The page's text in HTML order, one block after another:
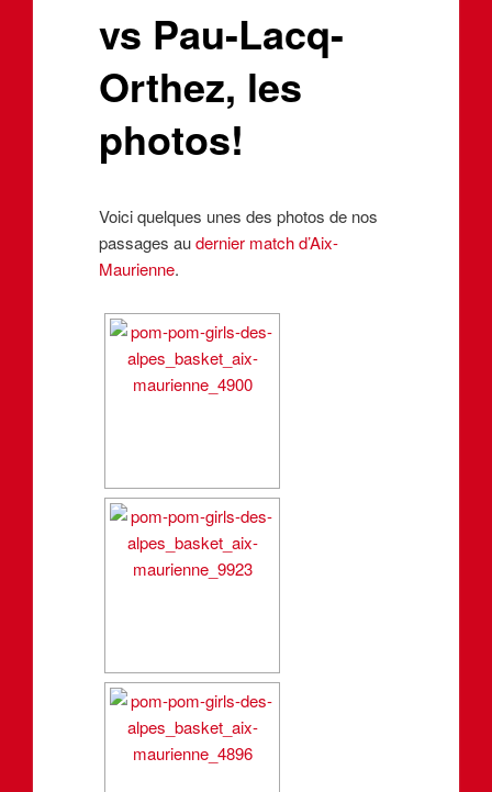
vs Pau-Lacq-
Orthez, les
photos!
Voici quelques unes des photos de nos
passages audernier match d’Aix-
Maurienne.